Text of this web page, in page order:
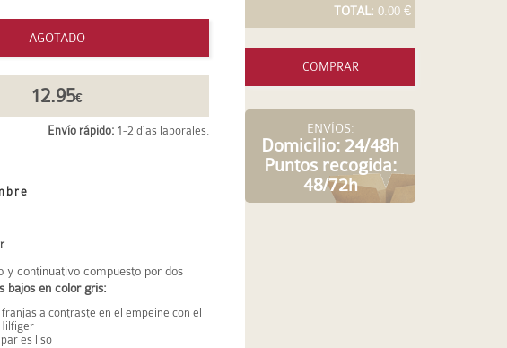
AGOTADO
12.95€
Envío rápido: 1-2 días laborales.
y continuativo compuesto por dos
bajos en color gris:
a contraste en el empeine con el
es liso
TOTAL: 0.00 €
COMPRAR
ENVÍOS:
Domicilio: 24/48h
Puntos recogida:
48/72h